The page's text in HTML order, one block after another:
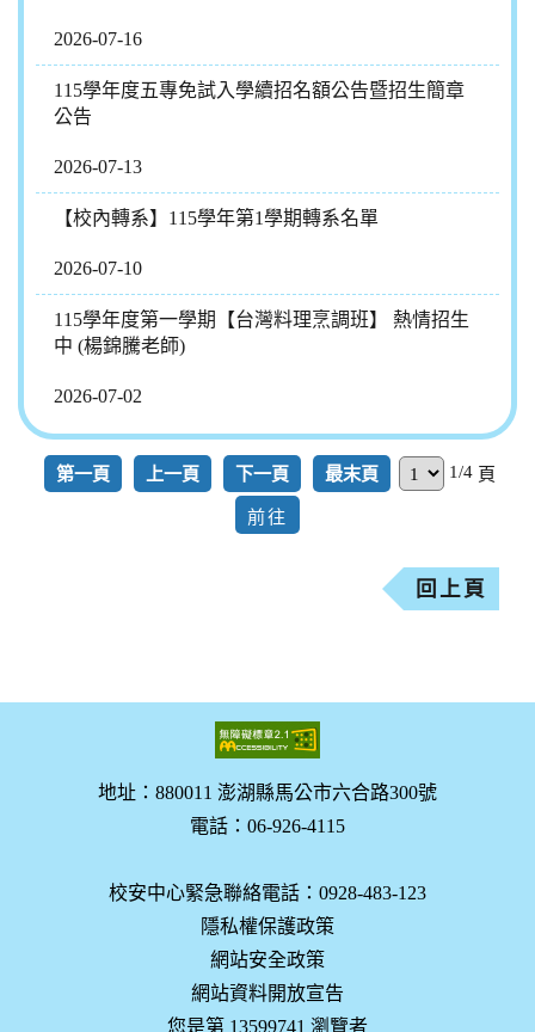
2026-07-16
115學年度五專免試入學續招名額公告暨招生簡章
公告
2026-07-13
【校內轉系】115學年第1學期轉系名單
2026-07-10
115學年度第一學期【台灣料理烹調班】 熱情招生
中 (楊錦騰老師)
2026-07-02
第一頁 上一頁 下一頁 最末頁 1/4 頁
回上頁
地址：880011 澎湖縣馬公市六合路300號
電話：06-926-4115
校安中心緊急聯絡電話：0928-483-123
隱私權保護政策
網站安全政策
網站資料開放宣告
您是第 13599741 瀏覽者